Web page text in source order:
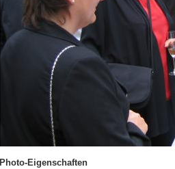
Photo-Eigenschaften